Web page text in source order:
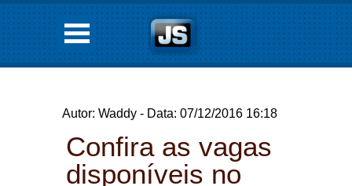
Autor: Waddy - Data: 07/12/2016 16:18
Confira as vagas
disponíveis no